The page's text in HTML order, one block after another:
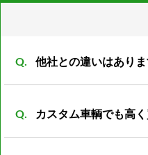
他社との違いはありま
もバイクの販売先がある
ストの削減が可能となっ
カスタム車輌でも高